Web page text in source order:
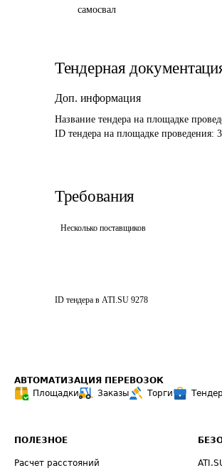
самосвал
Тендерная
Доп. информация
Название тендера на площадке
ID тендера на площадке проведения:
Требования
Несколько поставщиков
ID тендера в ATI.SU 9278
АВТОМАТИЗАЦИЯ ПЕРЕВОЗОК
Площадки
Заказы Торги
ПОЛЕЗНОЕ
Расчет расстояний